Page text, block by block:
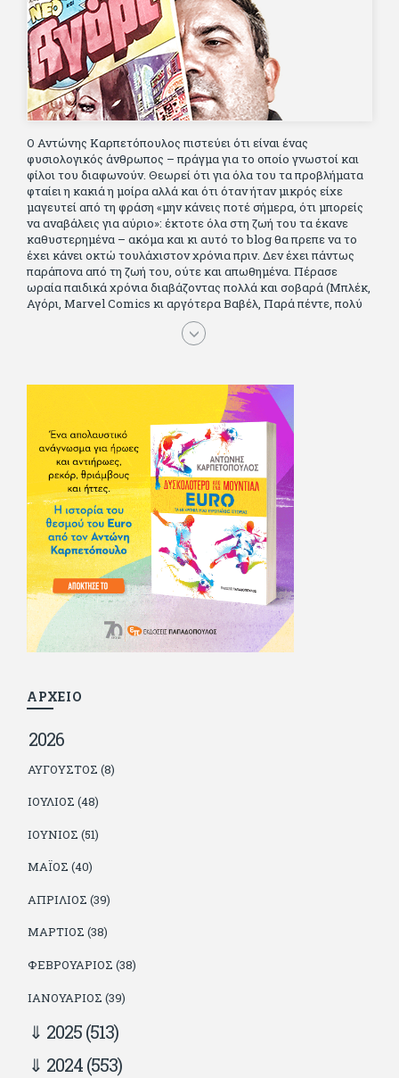
Ο Αντώνης Καρπετόπουλος πιστεύει ότι είναι ένας
φυσιολογικός άνθρωπος – πράγμα για το οποίο γνωστοί και
φίλοι του διαφωνούν. Θεωρεί ότι για όλα του τα προβλήματα
φταίει η κακιά η μοίρα αλλά και ότι όταν ήταν μικρός είχε
μαγευτεί από τη φράση «μην κάνεις ποτέ σήμερα, ότι μπορείς
να αναβάλεις για αύριο»: έκτοτε όλα στη ζωή του τα έκανε
καθυστερημένα – ακόμα και κι αυτό το blog θα πρεπε να το
έχει κάνει οκτώ τουλάχιστον χρόνια πριν. Δεν έχει πάντως
παράπονα από τη ζωή του, ούτε και απωθημένα. Πέρασε
ωραία παιδικά χρόνια διαβάζοντας πολλά και σοβαρά (Μπλέκ,
Αγόρι, Μarvel Comics κι αργότερα Βαβέλ, Παρά πέντε, πολύ
Αλέξανδρο Δουμά και αρκετό Ιούλιο Βέρν πριν τον κερδίσουν
τα αστυνομικά), απέκτησε τους σωστούς φίλους κυρίως γιατί
ταινίες κι έγραφε και στο περιοδικό Σινεμά, είχε κάποιες
αισθηματικές περιπέτειες που σκόρπισαν γέλιο στους φίλους
του - αν όχι και στον ίδιο. Πήγε στρατό κανονικά στα σύνορα
και διατήρησε μια καλή σχέση με την οικογένεια του, την
οποία αισθάνεται πως διάφορες φορές έφερε σε δύσκολη
θέση. Κείμενο με την υπογραφή του πρωτοδημοσιεύτηκε στο
Φίλαθλο το 1992. Επέστρεψε οριστικά στην Ελλάδα το 1998,
δούλεψε για πολλούς (αφού δυσκολεύεται να πει όχι), και
κάποιοι, αν όχι και όλοι, τον πλήρωσαν κι έμειναν και
ευχαριστημένοι από τη συνεργασία. Σήμερα πλέον εργάζεται
στον Sport Fm (όπου έχει κλείσει εικοσαετία) και στη
Sportday. Επαίρεται ότι λίγοι έχουν δει περισσότερο
ποδόσφαιρο από τον ίδιο και θεωρεί τον εαυτό του τυχερό
γιατί είναι μέλος της γενιάς που απόλαυσε τους μεγαλύτερους
σε όλα τα σπορ. Δεν είναι παντρεμένος, αλλά θαυμάζει όσους
βρίσκουν το κουράγιο να το κάνουν. Αντίθετα από πολλούς
φίλους του δεν πληρώνει διατροφές. Ελπίζει ότι δεν έχει
παιδιά. Απειλεί ότι θα γράφει όσο υπάρχουν άνθρωποι που
ΑΡΧΕΙΟ
2026
ΑΎΓΟΥΣΤΟΣ (8)
ΙΟΎΛΙΟΣ (48)
ΙΟΎΝΙΟΣ (51)
ΜΆΙΟΣ (40)
ΑΠΡΊΛΙΟΣ (39)
ΜΆΡΤΙΟΣ (38)
ΦΕΒΡΟΥΆΡΙΟΣ (38)
ΙΑΝΟΥΆΡΙΟΣ (39)
2025(513)
2024(553)